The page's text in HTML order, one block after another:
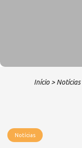
Início > Notícias
Notícias